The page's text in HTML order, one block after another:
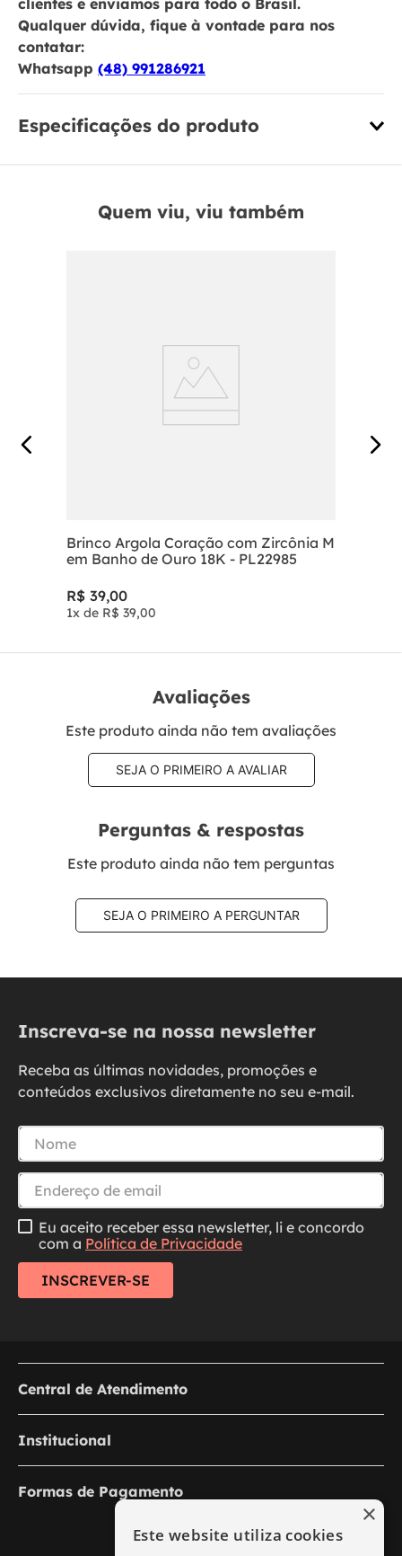
clientes e enviamos para todo o Brasil.
Qualquer dúvida, fique à vontade para nos
contatar:
Whatsapp (48) 991286921
Especificações do produto
Quem viu, viu também
Brinco Argola Coração com Zircônia M
em Banho de Ouro 18K - PL22985
R$ 39,00
1x de R$ 39,00
Avaliações
Este produto ainda não tem avaliações
SEJA O PRIMEIRO A AVALIAR
Perguntas & respostas
Este produto ainda não tem perguntas
SEJA O PRIMEIRO A PERGUNTAR
Inscreva-se na nossa newsletter
Receba as últimas novidades, promoções e
conteúdos exclusivos diretamente no seu e-mail.
Eu aceito receber essa newsletter, li e concordo
com a Política de Privacidade
INSCREVER-SE
Central de Atendimento
Institucional
Formas de Pagamento
Este website utiliza cookies
×